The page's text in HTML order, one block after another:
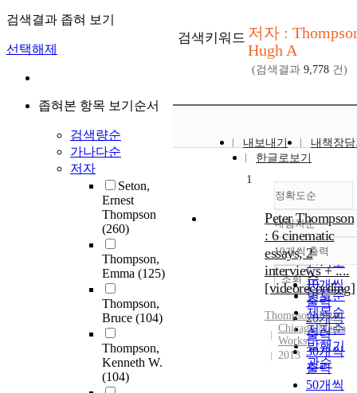
검색결과 좁혀 보기
선택해제
좁혀본 항목 보기순서
검색량순
가나다순
저자
Seton,
Ernest
Thompson
(260)
Thompson,
Emma (125)
Thompson,
Bruce (104)
Thompson,
Kenneth W.
(104)
검색키워드 저자 :
Hugh A
(검색결과 9,778 건)
내보내기
내책장
한글로보기
정확도순
정확도
순
인기도
순
연도순
제목순
저자순
발행기
관순
내림차순
내림차순
10개씩 출력
10개씩
출력
20개씩
출력
30개씩
출력
50개씩
조회
1
Peter Thompson
: 6 cinematic
essays, 2
interviews + ....
[videorecording]
Thompson, Peter
Chicago Media
Works
2013